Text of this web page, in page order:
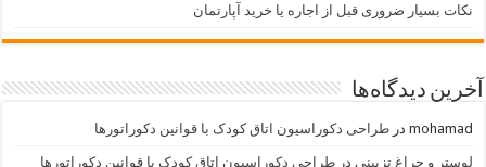
نکات بسیار ضروری قبل از اجاره یا خرید آپارتمان
آخرین دیدگاه‌ها
mohamad درطراحی دکوراسیون اتاق کودک با قوانین دکوراتورها
لوستر و چراغ تزييني درطراحی دکوراسیون اتاق کودک با قوانین دکوراتورها